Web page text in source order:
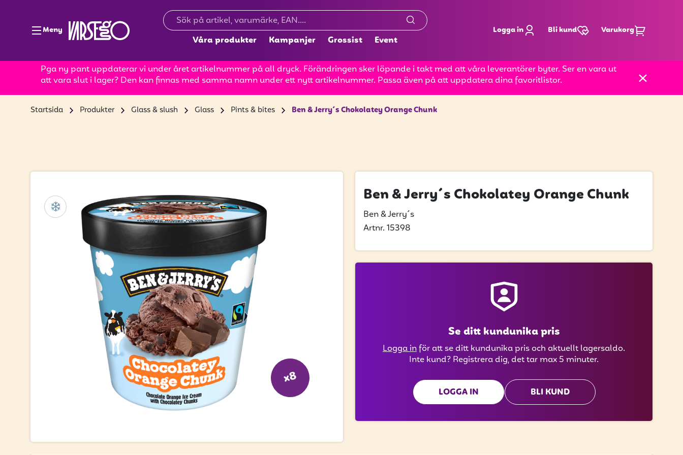
Meny
Våra produkter Kampanjer Grossist Event
Logga in Bli kund Varukorg
Pga ny pant uppdaterar vi under året artikelnummer på all dryck. Förändringen sker löpande i takt med att våra leverantörer byter. Ser en vara ut
att vara slut i lager? Den kan finnas med samma namn under ett nytt artikelnummer. Passa även på att uppdatera dina favoritlistor.
Startsida Produkter Glass & slush Glass Pints & bites Ben & Jerry´s Chokolatey Orange Chunk
x8
Ben & Jerry´s Chokolatey Orange Chunk
Ben & Jerry´s
Artnr. 15398
Se ditt kundunika pris
Logga inför att se ditt kundunika pris och aktuellt lagersaldo.
Inte kund? Registrera dig, det tar max 5 minuter.
LOGGA IN BLI KUND